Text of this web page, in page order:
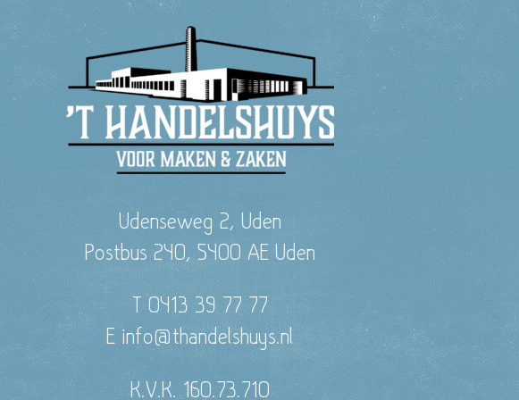
Udenseweg 2, Uden
Postbus 240, 5400 AE Uden
T 0413 39 77 77
E info@thandelshuys.nl
K.V.K. 160.73.710